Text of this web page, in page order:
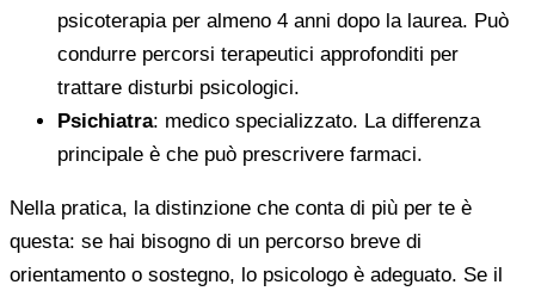
psicoterapia per almeno 4 anni dopo la laurea. Può
condurre percorsi terapeutici approfonditi per
trattare disturbi psicologici.
Psichiatra: medico specializzato. La differenza
principale è che può prescrivere farmaci.
Nella pratica, la distinzione che conta di più per te è
questa: se hai bisogno di un percorso breve di
orientamento o sostegno, lo psicologo è adeguato. Se il